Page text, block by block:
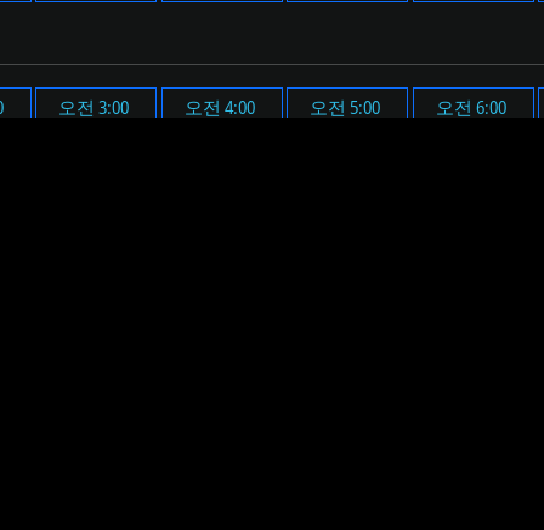
오전 3:00 오전 4:00 오전 5:00 오전 6:00